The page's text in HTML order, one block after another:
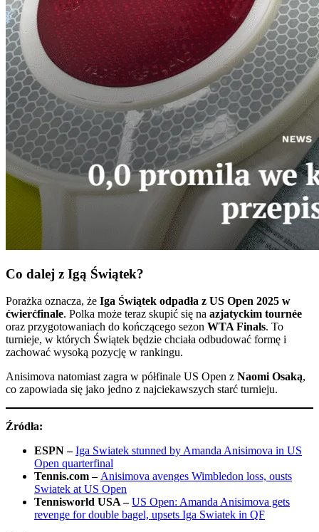
Co dalej z Igą Świątek?
Porażka oznacza, że Iga Świątek odpadła z US Open 2025 w
ćwierćfinale. Polka może teraz skupić się na azjatyckim tournée
oraz przygotowaniach do kończącego sezon WTA Finals. To
turnieje, w których Świątek będzie chciała odbudować formę i
zachować wysoką pozycję w rankingu.
Anisimova natomiast zagra w półfinale US Open z Naomi Osaką,
co zapowiada się jako jedno z najciekawszych starć turnieju.
Źródła:
ESPN – Iga Swiatek stunned by Amanda Anisimova in US
Open quarterfinal
Tennis.com – Anisimova avenges Wimbledon loss, ousts
Swiatek at US Open
Tennisworld USA – US Open: Amanda Anisimova gets
revenge for double bagel, upsets Iga Swiatek in QF